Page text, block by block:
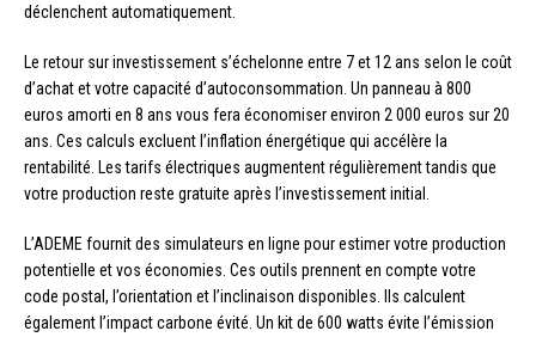
déclenchent automatiquement.
Le retour sur investissement s’échelonne entre 7 et 12 ans selon le coût
d’achat et votre capacité d’autoconsommation. Un panneau à 800
euros amorti en 8 ans vous fera économiser environ 2 000 euros sur 20
ans. Ces calculs excluent l’inflation énergétique qui accélère la
rentabilité. Les tarifs électriques augmentent régulièrement tandis que
votre production reste gratuite après l’investissement initial.
L’ADEME fournit des simulateurs en ligne pour estimer votre production
potentielle et vos économies. Ces outils prennent en compte votre
code postal, l’orientation et l’inclinaison disponibles. Ils calculent
également l’impact carbone évité. Un kit de 600 watts évite l’émission